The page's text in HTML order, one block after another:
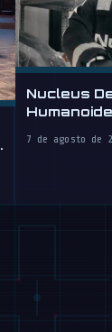
Nucleus
Hora
7 de agosto de